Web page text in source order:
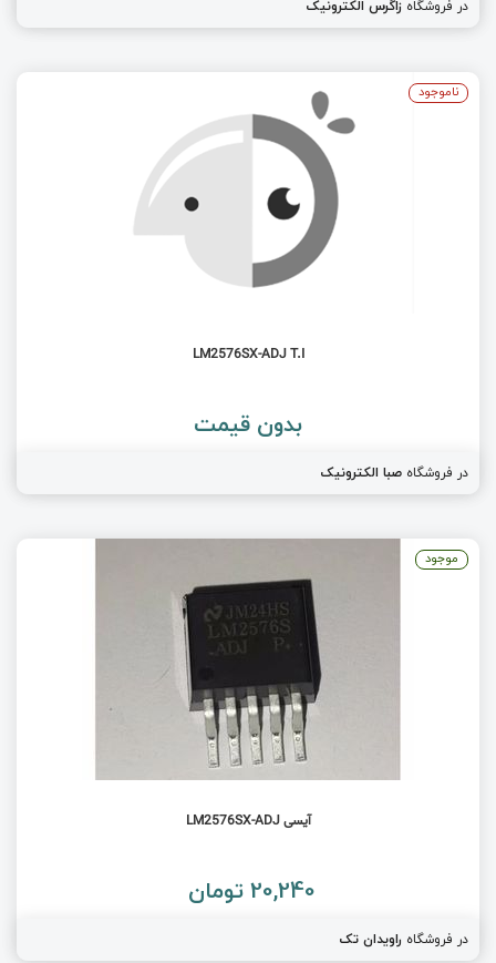
در فروشگاه زاگرس الکترونیک
LM2576SX-ADJ T.I
بدون قیمت
در فروشگاه صبا الکترونیک
ناموجود
آیسی LM2576SX-ADJ
20,240 تومان
در فروشگاه راویدان تک
موجود